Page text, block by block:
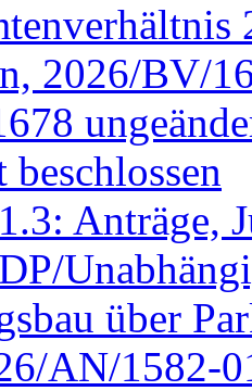
2026/BV/
beschlossen
Anträge,
über
AN/1582-